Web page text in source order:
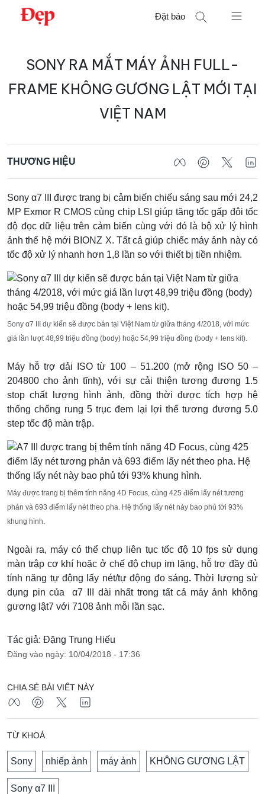
Chuyển
Đặt báo
kiếm
SONY RA MẮT MÁY ẢNH FULL-
FRAME KHÔNG GƯƠNG LẬT MỚI TẠI
VIỆT NAM
THƯƠNG HIỆU
Sony α7 III được trang bị cảm biến chiếu sáng sau mới 24,2
MP Exmor R CMOS cùng chip LSI giúp tăng tốc gấp đôi tốc
độ đọc dữ liệu trên cảm biến cùng với đó là bộ xử lý hình
ảnh thế hệ mới BIONZ X. Tất cả giúp chiếc máy ảnh này có
tốc độ xử lý nhanh hơn 1,8 lần so với thiết bị tiền nhiệm.
Sony α7 III dự kiến sẽ được bán tại Việt Nam từ giữa tháng 4/2018, với mức
giá lần lượt 48,99 triệu đồng (body) hoặc 54,99 triệu đồng (body + lens kit).
Máy hỗ trợ dải ISO từ 100 – 51.200 (mở rộng ISO 50 –
204800 cho ảnh tĩnh), với sự cải thiện tương đương 1.5
stop chất lượng hình ảnh, đồng thời được tích hợp hệ
thống chống rung 5 trục đem lại lợi thế tương đương 5.0
step tốc độ màn trập.
Máy được trang bị thêm tính năng 4D Focus, cùng 425 điểm lấy nét tương
phản và 693 điểm lấy nét theo pha. Hệ thống lấy nét này bao phủ tới 93%
khung hình.
Ngoài ra, máy có thể chụp liên tục tốc độ 10 fps sử dụng
màn trập cơ khí hoặc ở chế độ chụp im lặng, hỗ trợ đầy đủ
tính năng tự động lấy nét/tự động đo sáng.Thời lượng sử
dụng pin của α7 III dài nhất trong tất cả máy ảnh không
gương lật7 với 7108 ảnh mỗi lần sạc.
Tác giả: Đặng Trung Hiếu
Đăng vào ngày: 10/04/2018 - 17:36
CHIA SẺ BÀI VIẾT NÀY
TỪ KHOÁ
Sony nhiếp ảnh máy ảnh KHÔNG GƯƠNG LẬT
Sony α7 III